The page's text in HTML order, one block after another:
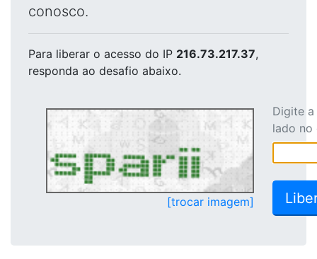
conosco.
Para liberar o acesso do IP 216.73.217.37,
responda ao desafio abaixo.
[trocar imagem]
Digite
lado no